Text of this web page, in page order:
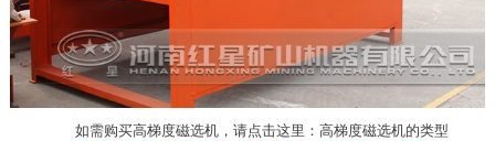
如需购买高梯度磁选机，请点击这里： 高梯度磁选机的类型